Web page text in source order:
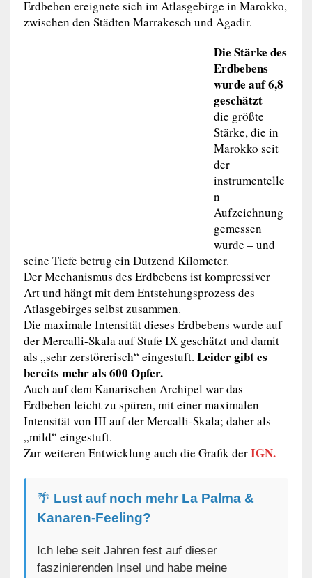
Erdbeben ereignete sich im Atlasgebirge in Marokko,
zwischen den Städten Marrakesch und Agadir.
Die Stärke des
Erdbebens
wurde auf 6,8
geschätzt–
die größte
Stärke, die in
Marokko seit
der
instrumentelle
n
Aufzeichnung
gemessen
wurde – und
seine Tiefe betrug ein Dutzend Kilometer.
Der Mechanismus des Erdbebens ist kompressiver
Art und hängt mit dem Entstehungsprozess des
Atlasgebirges selbst zusammen.
Die maximale Intensität dieses Erdbebens wurde auf
der Mercalli-Skala auf Stufe IX geschätzt und damit
als „sehr zerstörerisch“ eingestuft. Leider gibt es
bereits mehr als 600 Opfer.
Auch auf dem Kanarischen Archipel war das
Erdbeben leicht zu spüren, mit einer maximalen
Intensität von III auf der Mercalli-Skala; daher als
„mild“ eingestuft.
Zur weiteren Entwicklung auch die Grafik derIGN.
🌴 Lust auf noch mehr La Palma &
Kanaren-Feeling?
Ich lebe seit Jahren fest auf dieser
faszinierenden Insel und habe meine